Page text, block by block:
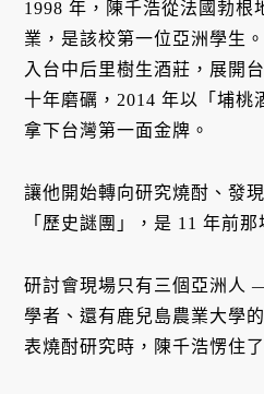
1998 年，陳千浩從法國勃根
業，是該校第一位亞洲學生
入台中后里樹生酒莊，展開
十年磨礪，2014 年以「埔桃
拿下台灣第一面金牌。
讓他開始轉向研究燒酎、發
「歷史謎團」，是 11 年前
研討會現場只有三個亞洲人
學者、還有鹿兒島農業大學
表燒酎研究時，陳千浩愣住了